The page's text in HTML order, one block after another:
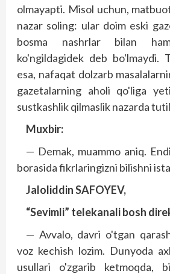
olmayapti. Misol uchun,
nazar soling: ular doim eski
bosma nashrlar bilan
ko'ngildagidek deb bo'lmaydi.
esa, nafaqat dolzarb
gazetalarning aholi qo'liga
sustkashlik qilmaslik nazarda
Muxbir:
— Demak, muammo aniq.
borasida fikrlaringizni bilishni
Jaloliddin SAFOYEV,
“Sevimli” telekanali bosh
— Avvalo, davri o'tgan
voz kechish lozim. Dunyoda
usullari o'zgarib ketmoqda,